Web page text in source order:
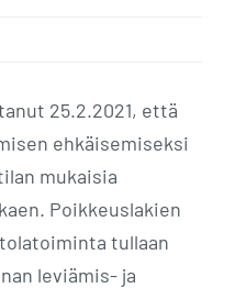
25.2.2021, että
ehkäisemiseksi
mukaisia
Poikkeuslakien
tullaan
leviämis- ja